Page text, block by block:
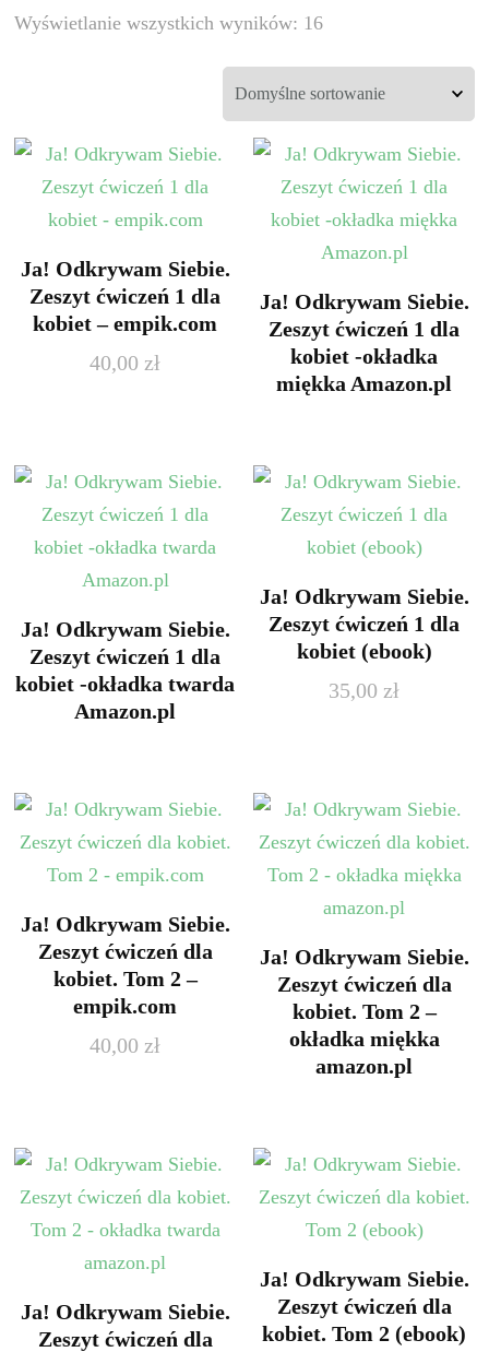
Wyświetlanie wszystkich wyników: 16
Ja! Odkrywam Siebie.
Zeszyt ćwiczeń 1 dla
kobiet – empik.com
40,00 zł
Ja! Odkrywam Siebie.
Zeszyt ćwiczeń 1 dla
kobiet -okładka
miękka Amazon.pl
Ja! Odkrywam Siebie.
Zeszyt ćwiczeń 1 dla
kobiet -okładka twarda
Amazon.pl
Ja! Odkrywam Siebie.
Zeszyt ćwiczeń 1 dla
kobiet (ebook)
35,00 zł
Ja! Odkrywam Siebie.
Zeszyt ćwiczeń dla
kobiet. Tom 2 –
empik.com
40,00 zł
Ja! Odkrywam Siebie.
Zeszyt ćwiczeń dla
kobiet. Tom 2 –
okładka miękka
amazon.pl
Ja! Odkrywam Siebie.
Zeszyt ćwiczeń dla
Ja! Odkrywam Siebie.
Zeszyt ćwiczeń dla
kobiet. Tom 2 (ebook)